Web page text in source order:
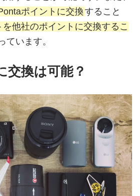
ポイントに交換すること
他社のポイントに交換するこ
ています。
交換は可能？